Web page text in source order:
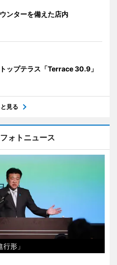
ンターを備えた店内
ップテラス「Terrace 30.9」
見る
ォトニュース
形」